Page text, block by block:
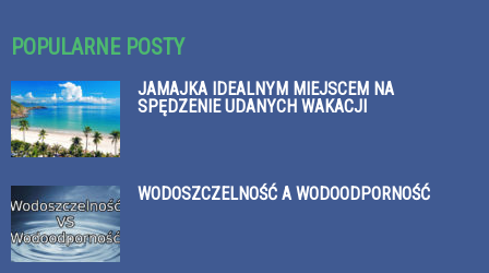
POPULARNE POSTY
JAMAJKA IDEALNYM MIEJSCEM NA
SPĘDZENIE UDANYCH WAKACJI
WODOSZCZELNOŚĆ A WODOODPORNOŚĆ